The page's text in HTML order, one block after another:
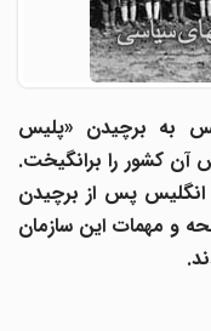
به برچیدن «پلیس
کشور را برانگیخت.
پس از برچیدن
و مهمات این سازمان